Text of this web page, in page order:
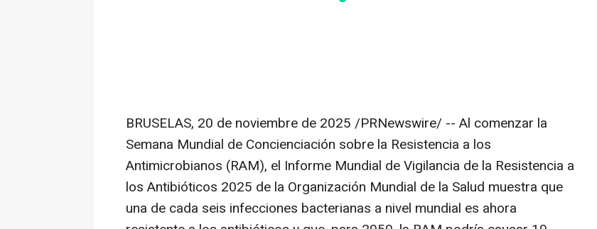
BRUSELAS, 20 de noviembre de 2025 /PRNewswire/ -- Al comenzar la
Semana Mundial de Concienciación sobre la Resistencia a los
Antimicrobianos (RAM), el Informe Mundial de Vigilancia de la Resistencia a
los Antibióticos 2025 de la Organización Mundial de la Salud muestra que
una de cada seis infecciones bacterianas a nivel mundial es ahora